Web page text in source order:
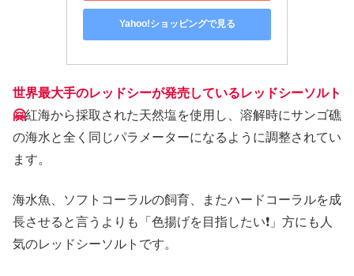
Yahoo!ショッピングで見る
世界最大手のレッドシーが発売しているレッドシーソルト
🤗紅海から採取された天然塩を使用し、溶解時にサンゴ礁
の海水と全く同じパラメーターになるように調整されてい
ます。
海水魚、ソフトコーラルの飼育、またハードコーラルを成
長させると言うよりも「色揚げを目指したい❗」方にも人
気のレッドシーソルトです。